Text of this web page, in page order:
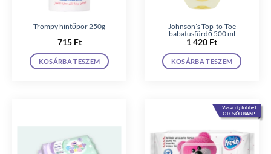
Trompy hintőpor 250g
715 Ft
KOSÁRBA TESZEM
Johnson’s Top-to-Toe
babatusfürdő 500 ml
1 420 Ft
KOSÁRBA TESZEM
Vásárolj többet
OLCSÓBBAN!